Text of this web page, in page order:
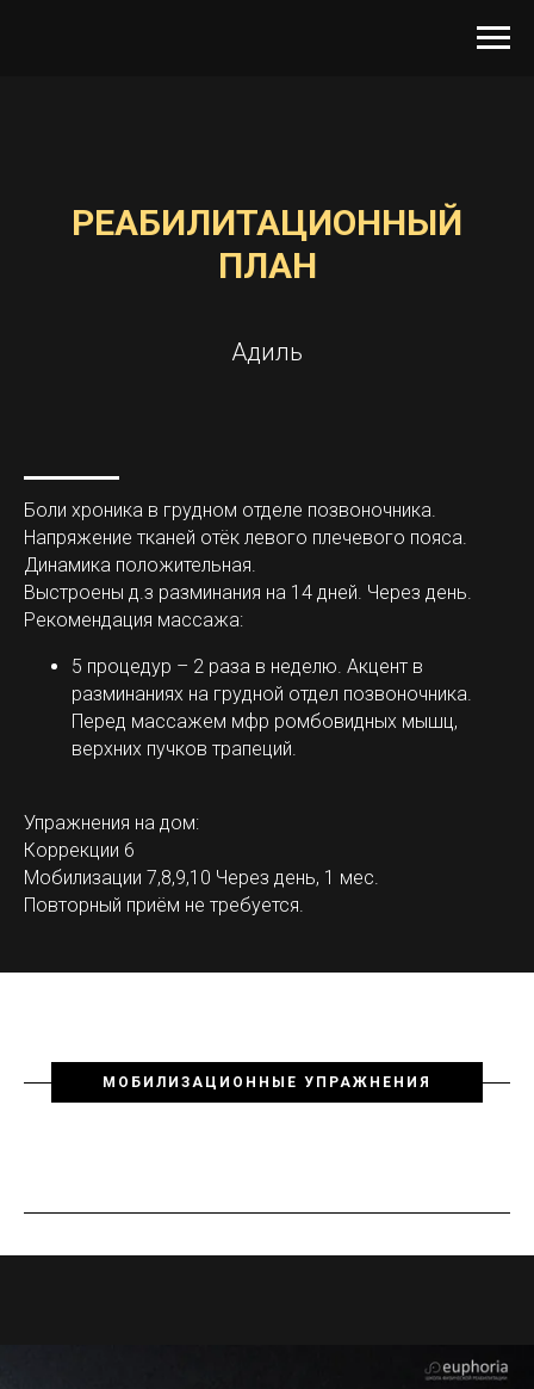
РЕАБИЛИТАЦИОННЫЙ
ПЛАН
Адиль
Боли хроника в грудном отделе позвоночника.
Напряжение тканей отёк левого плечевого пояса.
Динамика положительная.
Выстроены д.з разминания на 14 дней. Через день.
Рекомендация массажа:
5 процедур – 2 раза в неделю. Акцент в
разминаниях на грудной отдел позвоночника.
Перед массажем мфр ромбовидных мышц,
верхних пучков трапеций.
Упражнения на дом:
Коррекции 6
Мобилизации 7,8,9,10 Через день, 1 мес.
Повторный приём не требуется.
МОБИЛИЗАЦИОННЫЕ УПРАЖНЕНИЯ